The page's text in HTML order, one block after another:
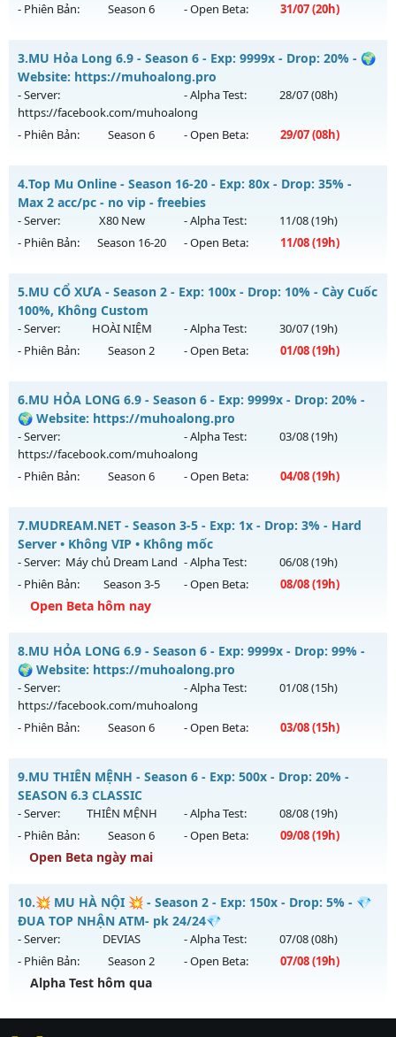
Exp: 200x - Drop: 50%
Thể loại: Mu Custom thêm đồ mới
Antihack: Anti
- Phiên Bản:
Season 6 - Open Beta: 31/07(20h)
Mu WarX - 60 FPS - 50K Points - Lộ Trình Dài
Mu mới ra tháng 07 2026 - Mở máy chủ
ngày 31/07/2626
Exp: 400x - Drop: 20%
Antihack: UGK Shield + Phoenix
3.MU Hỏa Long 6.9 - Season 6 - Exp: 9999x - Drop: 20% - 🌍
Website: https://muhoalong.pro
- Server:
https://facebook.com/muhoalong
- Alpha Test: 28/07(08h)
- Phiên Bản: Season 6 - Open Beta: 29/07(08h)
MU Hỏa Long 6.9 - 🌍 Website: https://muhoalong.pro
Mu mới ra tháng 07 2026 - Mở máy chủ
https://facebook.com/muhoalongvào 08h ngày
29/07/2626
Kiểu reset: Non Reset
Thể loại: Mu Nguyên bản Webzen
Antihack: XShield
4.Top Mu Online - Season 16-20 - Exp: 80x - Drop: 35% -
Max 2 acc/pc - no vip - freebies
- Server: X80 New - Alpha Test: 11/08(19h)
- Phiên Bản:
Season 16-20 - Open Beta: 11/08(19h)
Top Mu Online - Max 2 acc/pc - no vip - freebies
Mu mới ra tháng 08 2026 - Mở máy chủ
ngày 11/08/2626
Exp: 80x - Drop: 35%
Thể loại: Mu Nguyên bản Webzen
Antihack: AntiShield
5.MU CỔ XƯA - Season 2 - Exp: 100x - Drop: 10% - Cày Cuốc
100%, Không Custom
- Server: HOÀI NIỆM - Alpha Test: 30/07(19h)
- Phiên Bản:
Season 2 - Open Beta: 01/08(19h)
MU CỔ XƯA - Cày Cuốc 100%, Không Custom
Mu mới ra tháng 08 2026 - Mở máy chủ
ngày 01/08/2626
Exp: 100x - Drop: 10%
Antihack: Phiên bản mới nhất
6.MU HỎA LONG 6.9 - Season 6 - Exp: 9999x - Drop: 20% -
🌍 Website: https://muhoalong.pro
- Server:
https://facebook.com/muhoalong
- Alpha Test: 03/08(19h)
- Phiên Bản: Season 6 - Open Beta: 04/08(19h)
Mu mới ra tháng 08 2026 - Mở máy chủ
https://facebook.com/muhoalongvào 19h ngày
04/08/2626
Exp: 9999x - Drop: 20%
Thể loại: Mu Nguyên bản Webzen
Antihack: XShield
7.MUDREAM.NET - Season 3-5 - Exp: 1x - Drop: 3% - Hard
Server • Không VIP • Không mốc
- Server: Máy chủ Dream Land - Alpha Test: 06/08(19h)
- Phiên Bản:
Season 3-5 - Open Beta: 08/08(19h)
Open Beta hôm nay
MUDREAM.NET - Hard Server • Không VIP • Không mốc
Mu mới ra tháng 08 2026 - Mở máy chủ
Landvào 19h ngày 08/08/2626
Exp: 1x - Drop: 3%
Thể loại: Mu Nguyên bản Webzen
Antihack: Chống Hack/ Dupe 100%
8.MU HỎA LONG 6.9 - Season 6 - Exp: 9999x - Drop: 99% -
🌍 Website: https://muhoalong.pro
- Server:
https://facebook.com/muhoalong
- Alpha Test: 01/08(15h)
- Phiên Bản: Season 6 - Open Beta: 03/08(15h)
MU HỎA LONG 6.9 - 🌍 Website: https://muhoalong.pro
Mu mới ra tháng 08 2026 - Mở máy chủ
https://facebook.com/muhoalongvào 15h ngày
03/08/2626
Exp: 9999x - Drop: 99%
Thể loại: Mu Nguyên bản Webzen
Antihack: XShield
9.MU THIÊN MỆNH - Season 6 - Exp: 500x - Drop: 20% -
SEASON 6.3 CLASSIC
- Server: THIÊN MỆNH - Alpha Test: 08/08(19h)
- Phiên Bản:
Season 6 - Open Beta: 09/08(19h)
Open Beta ngày mai
MU THIÊN MỆNH - SEASON 6.3 CLASSIC
Mu mới ra tháng 08 2026 - Mở máy chủ
19h ngày 09/08/2626
Exp: 500x - Drop: 20%
Kiểu reset: Reset In Game
Thể loại: Mu Nguyên bản Webzen
10.💥 MU HÀ NỘI 💥 - Season 2 - Exp: 150x - Drop: 5% - 💎
ĐUA TOP NHẬN ATM- pk 24/24💎
- Server: DEVIAS - Alpha Test: 07/08(08h)
- Phiên Bản:
Season 2 - Open Beta: 07/08(19h)
Alpha Test hôm qua
💥 MU HÀ NỘI 💥 - 💎 ĐUA TOP NHẬN ATM- pk 24/24💎